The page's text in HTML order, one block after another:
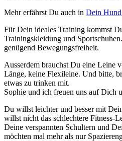
Mehr erfährst Du auch in Dein
Für Dein ideales Training kommst
Trainingskleidung und
genügend Bewegungsfreiheit.
Ausserdem brauchst Du eine Leine
Länge, keine Flexileine. Und bitte,
etwas zu trinken mit.
Sophie und ich freuen uns auf Dich
Du willst leichter und besser mit
willst nicht das schlechtere Fitness-
Deine verspannten Schultern und
möchten mal mehr als nur